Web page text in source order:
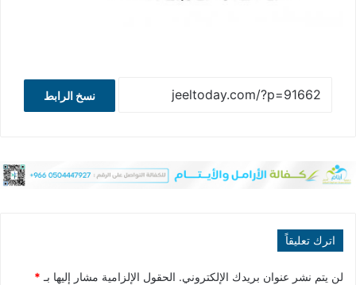
نسخ الرابط
اترك تعليقاً
لن يتم نشر عنوان بريدك الإلكتروني. الحقول الإلزامية مشار إليها بـ *